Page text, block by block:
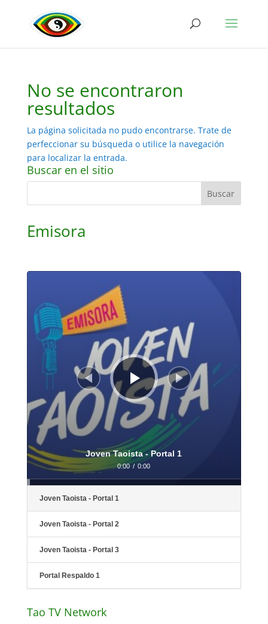
No se encontraron
resultados
La página solicitada no pudo encontrarse. Trate de
perfeccionar su búsqueda o utilice la navegación
para localizar la entrada.
Buscar en el sitio
Emisora
Reproductor
Joven Taoista - Portal 1
0:00 / 0:00
Joven Taoista - Portal 1
Joven Taoista - Portal 2
Joven Taoista - Portal 3
Portal Respaldo 1
Tao TV Network